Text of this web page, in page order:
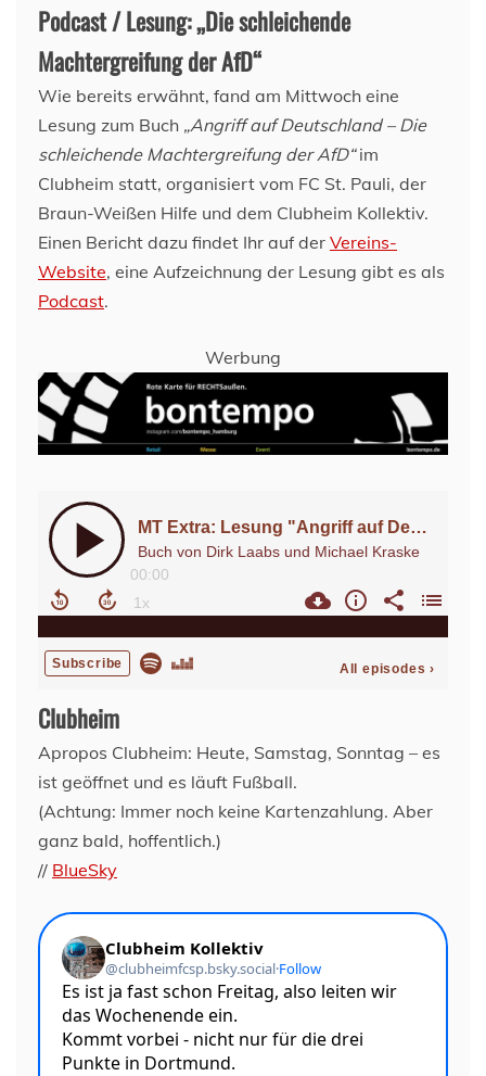
Podcast / Lesung: „Die schleichende
Machtergreifung der AfD“
Wie bereits erwähnt, fand am Mittwoch eine
Lesung zum Buch „Angriff auf Deutschland – Die
schleichende Machtergreifung der AfD“im
Clubheim statt, organisiert vom FC St. Pauli, der
Braun-Weißen Hilfe und dem Clubheim Kollektiv.
Einen Bericht dazu findet Ihr auf der Vereins-
Website, eine Aufzeichnung der Lesung gibt es als
Podcast.
Werbung
Clubheim
Apropos Clubheim: Heute, Samstag, Sonntag – es
ist geöffnet und es läuft Fußball.
(Achtung: Immer noch keine Kartenzahlung. Aber
ganz bald, hoffentlich.)
// BlueSky